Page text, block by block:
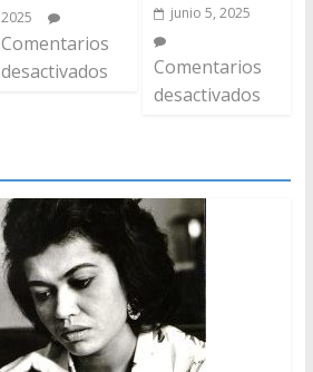
2025
Comentarios
desactivados
junio 5, 2025
Comentarios
desactivados